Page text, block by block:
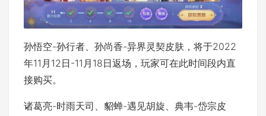
孙悟空-孙行者、孙尚香-异界灵契皮肤，将于2022
年11月12日-11月18日返场，玩家可在此时间段内直
接购买。
诸葛亮-时雨天司、貂蝉-遇见胡旋、典韦-岱宗皮